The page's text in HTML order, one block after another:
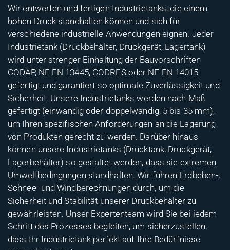
Wir entwerfen und fertigen Industrietanks, die einem
hohen Druck standhalten können und sich für
verschiedene industrielle Anwendungen eignen. Jeder
Industrietank (Druckbehälter, Druckgerät, Lagertank)
wird unter strenger Einhaltung der Bauvorschriften
CODAP, NF EN 13445, CODRES oder NF EN 14015
gefertigt und garantiert so optimale Zuverlässigkeit und
Sicherheit. Unsere Industrietanks werden nach Maß
gefertigt (einwandig oder doppelwandig, 5 bis 35 mm),
um Ihren spezifischen Anforderungen an die Lagerung
von Produkten gerecht zu werden. Darüber hinaus
können unsere Industrietanks (Drucktank, Druckgerät,
Lagerbehälter) so gestaltet werden, dass sie extremen
Umweltbedingungen standhalten. Wir führen Erdbeben-,
Schnee- und Windberechnungen durch, um die
Sicherheit und Stabilität unserer Druckbehälter zu
gewährleisten. Unser Expertenteam wird Sie bei jedem
Schritt des Prozesses begleiten, um sicherzustellen,
dass Ihr Industrietank perfekt auf Ihre Bedürfnisse